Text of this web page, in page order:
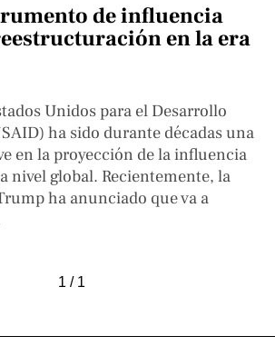
de influencia
en la era
Unidos para el Desarrollo
ha sido durante décadas una
en la proyección de la influencia
nivel global. Recientemente, la
ha anunciado que va a
1 / 1